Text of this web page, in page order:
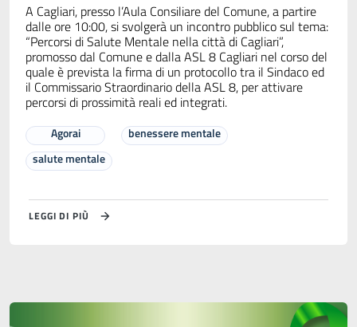
A Cagliari, presso l’Aula Consiliare del Comune, a partire
dalle ore 10:00, si svolgerà un incontro pubblico sul tema:
“Percorsi di Salute Mentale nella città di Cagliari”,
promosso dal Comune e dalla ASL 8 Cagliari nel corso del
quale è prevista la firma di un protocollo tra il Sindaco ed
il Commissario Straordinario della ASL 8, per attivare
percorsi di prossimità reali ed integrati.
Agorai
benessere mentale
salute mentale
LEGGI DI PIÙ